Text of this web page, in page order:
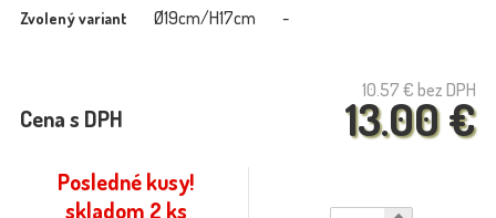
Zvolený variant Ø19cm/H17cm -
10.57 € bez DPH
13.00 €
Cena s DPH
Posledné kusy!
skladom 2 ks